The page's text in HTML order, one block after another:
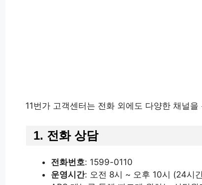
11번가 고객센터는 전화 외에도 다양한 채널
1. 전화 상담
전화번호: 1599-0110
운영시간: 오전 8시 ~ 오후 10시 (24시